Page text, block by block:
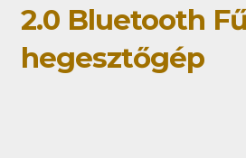
2.0 Bluetooth
hegesztőgép